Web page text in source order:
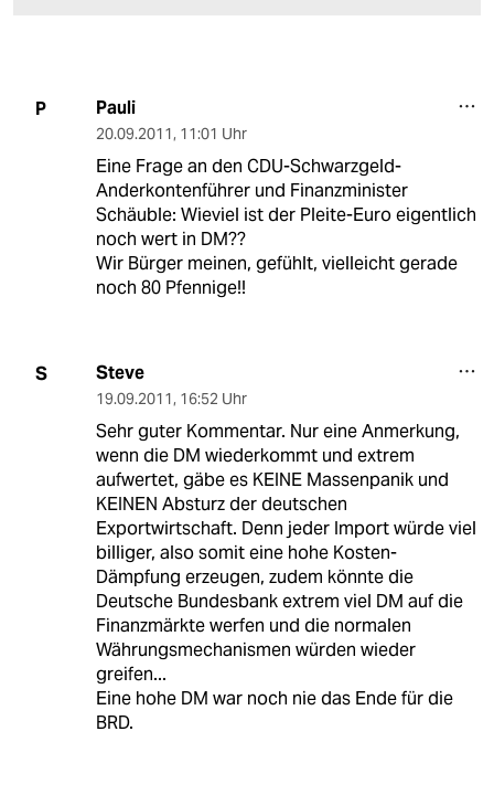
P Pauli
20.09.2011, 11:01 Uhr
Eine Frage an den CDU-Schwarzgeld-
Anderkontenführer und Finanzminister
Schäuble: Wieviel ist der Pleite-Euro eigentlich
noch wert in DM??
Wir Bürger meinen, gefühlt, vielleicht gerade
noch 80 Pfennige!!
S Steve
19.09.2011, 16:52 Uhr
Sehr guter Kommentar. Nur eine Anmerkung,
wenn die DM wiederkommt und extrem
aufwertet, gäbe es KEINE Massenpanik und
KEINEN Absturz der deutschen
Exportwirtschaft. Denn jeder Import würde viel
billiger, also somit eine hohe Kosten-
Dämpfung erzeugen, zudem könnte die
Deutsche Bundesbank extrem viel DM auf die
Finanzmärkte werfen und die normalen
Währungsmechanismen würden wieder
greifen...
Eine hohe DM war noch nie das Ende für die
BRD.